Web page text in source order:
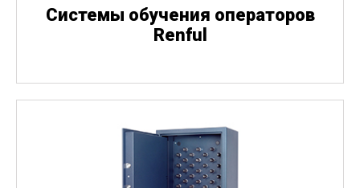
Системы обучения операторов
Renful